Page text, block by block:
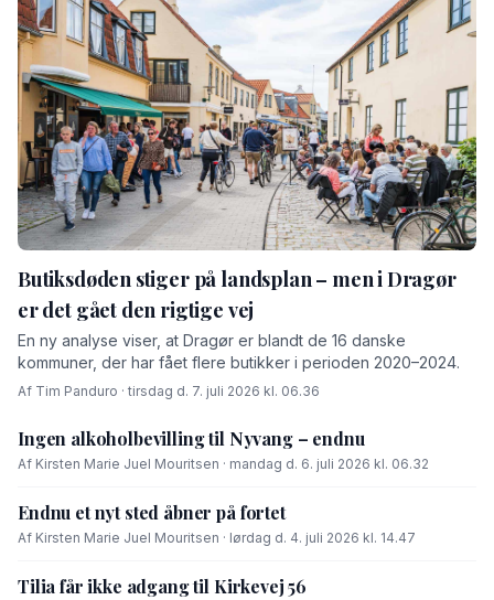
Butiksdøden stiger på landsplan – men i Dragør
er det gået den rigtige vej
En ny analyse viser, at Dragør er blandt de 16 danske
kommuner, der har fået flere butikker i perioden 2020–2024.
Af Tim Panduro · tirsdag d. 7. juli 2026 kl. 06.36
Ingen alkoholbevilling til Nyvang – endnu
Af Kirsten Marie Juel Mouritsen · mandag d. 6. juli 2026 kl. 06.32
Endnu et nyt sted åbner på fortet
Af Kirsten Marie Juel Mouritsen · lørdag d. 4. juli 2026 kl. 14.47
Tilia får ikke adgang til Kirkevej 56